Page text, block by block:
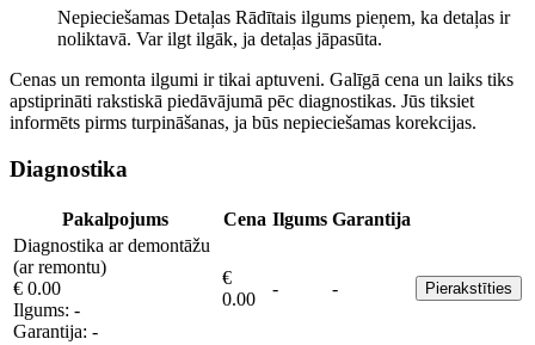
Nepieciešamas Detaļas Rādītais ilgums pieņem, ka detaļas ir
noliktavā. Var ilgt ilgāk, ja detaļas jāpasūta.
Cenas un remonta ilgumi ir tikai aptuveni. Galīgā cena un laiks tiks
apstiprināti rakstiskā piedāvājumā pēc diagnostikas. Jūs tiksiet
informēts pirms turpināšanas, ja būs nepieciešamas korekcijas.
Diagnostika
Pakalpojums Cena Ilgums Garantija
Diagnostika ar demontāžu
(ar remontu)
€ 0.00
Ilgums: -
Garantija: -
€
0.00
- - Pierakstīties